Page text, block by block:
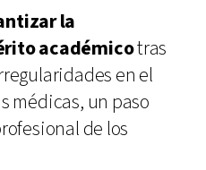
la
académicotras
en el
médicas, un paso
de los